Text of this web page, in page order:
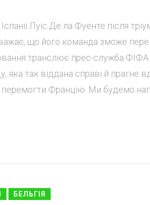
Луїс Де ла Фуенте після
що його команда зможе
транслює прес-служба
яка так віддана справі й прагне
Францію. Ми будемо
БЕЛЬГІЯ